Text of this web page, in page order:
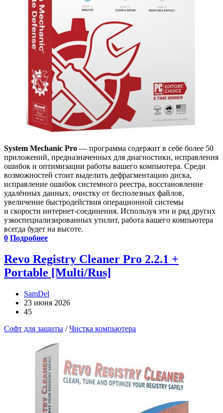
System Mechanic Pro — программа содержит в себе более 50
приложений, предназначенных для диагностики, исправления
ошибок и оптимизации работы вашего компьютера. Среди
возможностей стоит выделить дефрагментацию диска,
исправление ошибок системного реестра, восстановление
удалённых данных, очистку от бесполезных файлов,
увеличение быстродействия операционной системы
и скорости интернет-соединения. Используя эти и ряд других
узкоспециализированных утилит, работа вашего компьютера
всегда будет на высоте.
0 Подробнее
Revo Registry Cleaner Pro 2.2.1 +
Portable [Multi/Rus]
SamDel
23 июня 2026
45
Софт для защиты /Чистка компьютера